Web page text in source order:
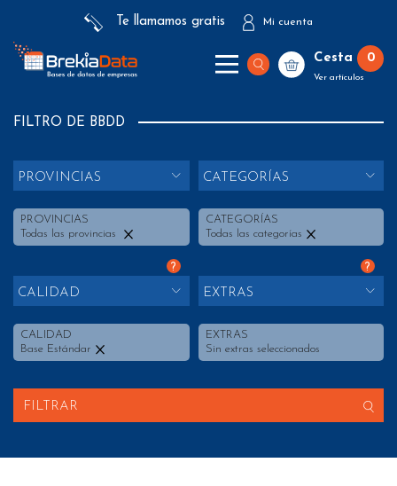
Te llamamos gratis Mi cuenta
Cesta 0
Ver artículos
FILTRO DE BBDD
PROVINCIAS
PROVINCIAS
Todas las provincias
CATEGORÍAS
CATEGORÍAS
Todas las categorías
?
CALIDAD
CALIDAD
Base Estándar
?
EXTRAS
EXTRAS
Sin extras seleccionados
FILTRAR